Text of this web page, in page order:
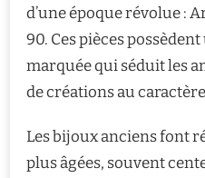
d’une époque révolue :
90. Ces pièces
marquée qui séduit les
de créations au
Les bijoux anciens font
plus âgées, souvent